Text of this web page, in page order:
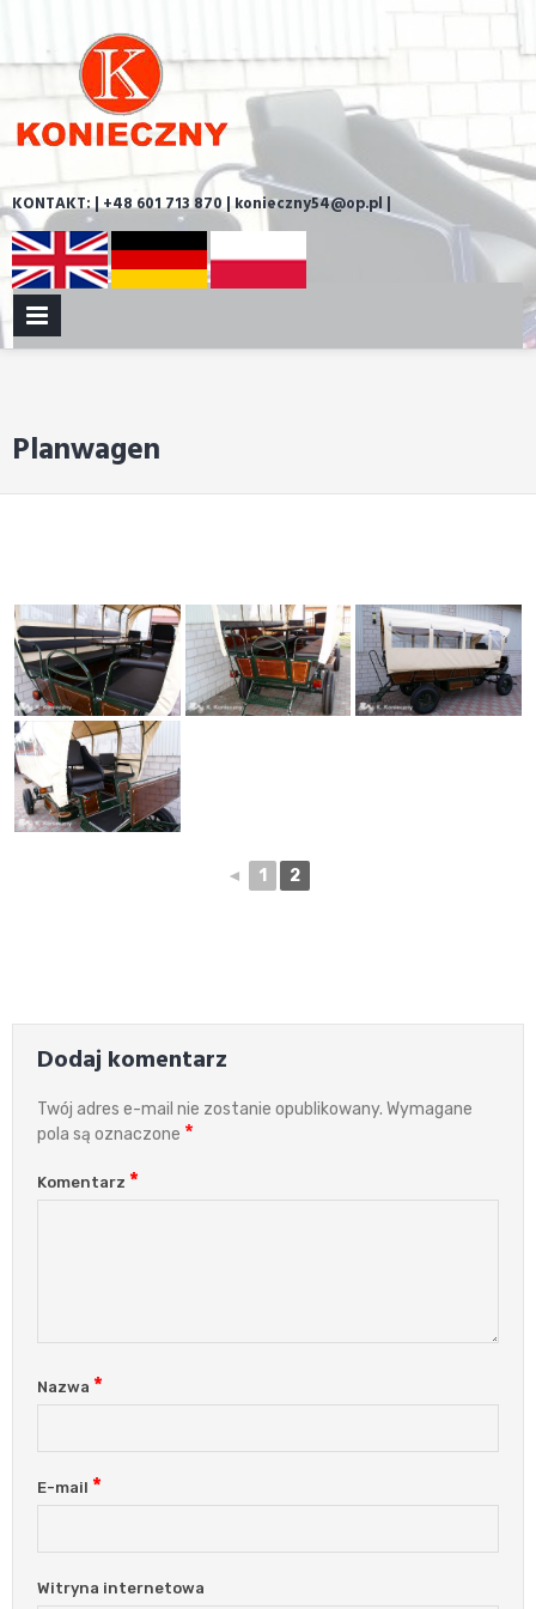
content
KONTAKT: | +48 601 713 870 | konieczny54@op.pl |
MENU
Planwagen
◄ 1 2
Dodaj komentarz
Twój adres e-mail nie zostanie opublikowany. Wymagane
pola są oznaczone *
Komentarz *
Nazwa *
E-mail *
Witryna internetowa